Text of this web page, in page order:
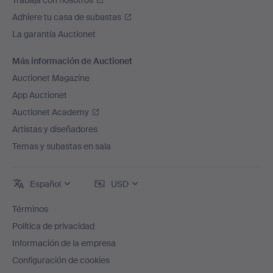
Adhiere tu casa de subastas
La garantía Auctionet
Más información de Auctionet
Auctionet Magazine
App Auctionet
Auctionet Academy
Artistas y diseñadores
Temas y subastas en sala
Español USD
Términos
Política de privacidad
Información de la empresa
Configuración de cookies